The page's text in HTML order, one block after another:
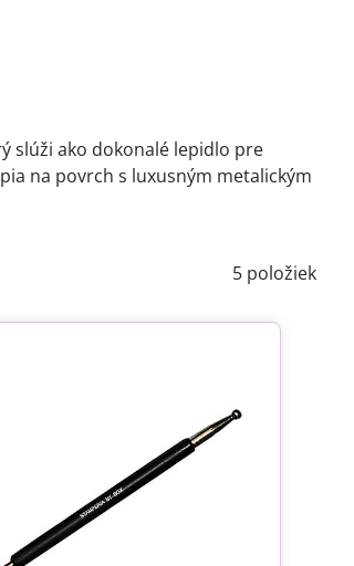
slúži ako dokonalé lepidlo pre
na povrch s luxusným metalickým
5 položiek